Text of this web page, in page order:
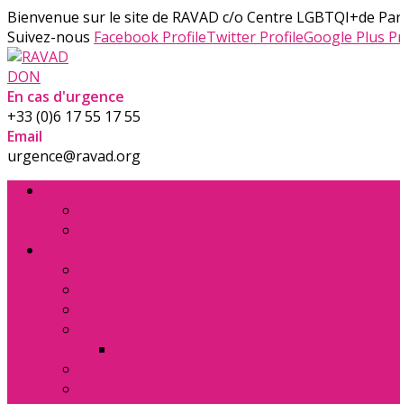
Bienvenue sur le site de RAVAD c/o Centre LGBTQI+de
Suivez-nous Facebook ProfileTwitter ProfileGoogle Plus
DON
En cas d'urgence
+33 (0)6 17 55 17 55
Email
urgence@ravad.org